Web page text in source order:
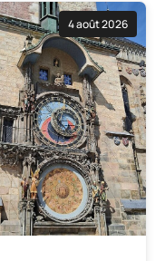
4 août 2026